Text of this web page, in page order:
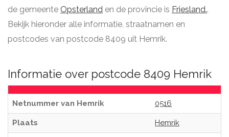
de gemeente Opsterland en de provincie is Friesland..
Bekijk hieronder alle informatie, straatnamen en
postcodes van postcode 8409 uit Hemrik.
Informatie over postcode 8409 Hemrik
Netnummer van Hemrik 0516
Plaats Hemrik